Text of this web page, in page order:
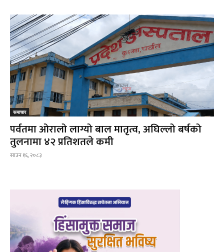
समाचार
पर्वतमा ओरालो लाग्यो बाल मातृत्व, अघिल्लो बर्षको
तुलनामा ४२ प्रतिशतले कमी
साउन १६, २०८३